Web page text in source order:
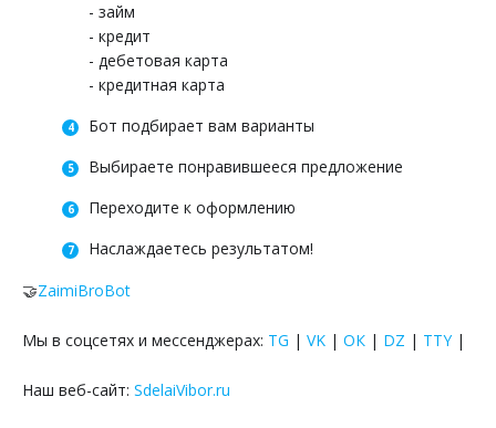
- займ
- кредит
- дебетовая карта
- кредитная карта
Бот подбирает вам варианты
Выбираете понравившееся предложение
Переходите к оформлению
Наслаждаетесь результатом!
🤝ZaimiBroBot
Мы в соцсетях и мессенджерах: TG | VK | ОК | DZ | TTY|
Наш веб-сайт: SdelaiVibor.ru